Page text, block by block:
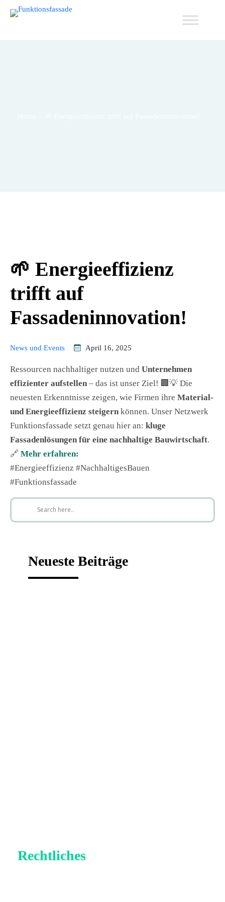
🌱 Energieeffizienz
trifft auf
Fassadeninnovation!
News und Events April 16, 2025
Ressourcen nachhaltiger nutzen und Unternehmen
effizienter aufstellen – das ist unser Ziel! 🏢💡 Die
neuesten Erkenntnisse zeigen, wie Firmen ihre Material-
und Energieeffizienz steigern können. Unser Netzwerk
Funktionsfassade setzt genau hier an: kluge
Fassadenlösungen für eine nachhaltige Bauwirtschaft.
🔗 Mehr erfahren:
#Energieeffizienz #NachhaltigesBauen
#Funktionsfassade
Neueste Beiträge
Rechtliches